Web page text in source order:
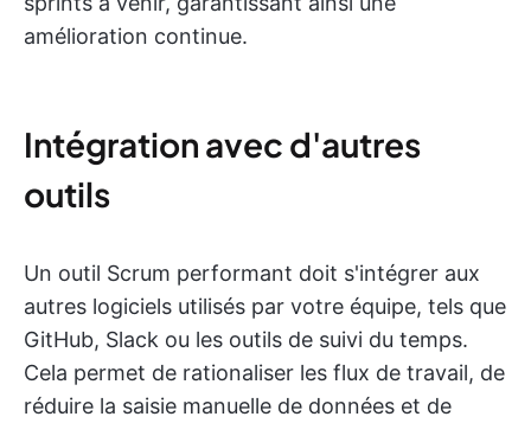
amélioration continue.
Intégration avec d'autres
outils
Un outil Scrum performant doit s'intégrer aux
autres logiciels utilisés par votre équipe, tels que
GitHub, Slack ou les outils de suivi du temps.
Cela permet de rationaliser les flux de travail, de
réduire la saisie manuelle de données et de